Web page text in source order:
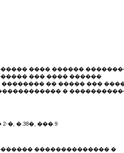
���� ������
��� ���� ������
�� ����� ���
�
�.38�, ���.9
�������������� �